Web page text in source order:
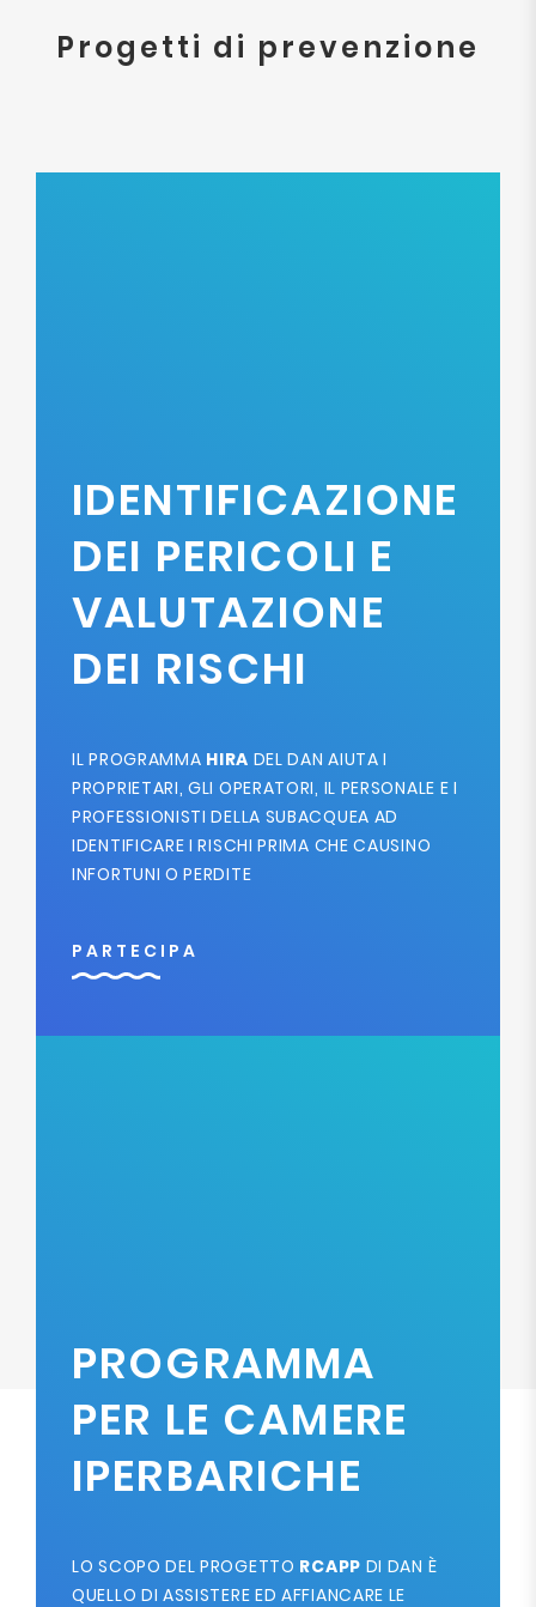
Progetti di prevenzione
IDENTIFICAZIONE
DEI PERICOLI E
VALUTAZIONE
DEI RISCHI
IL PROGRAMMA HIRA DEL DAN AIUTA I
PROPRIETARI, GLI OPERATORI, IL PERSONALE E I
PROFESSIONISTI DELLA SUBACQUEA AD
IDENTIFICARE I RISCHI PRIMA CHE CAUSINO
INFORTUNI O PERDITE
PARTECIPA
PROGRAMMA
PER LE CAMERE
IPERBARICHE
LO SCOPO DEL PROGETTO RCAPP DI DAN È
QUELLO DI ASSISTERE ED AFFIANCARE LE